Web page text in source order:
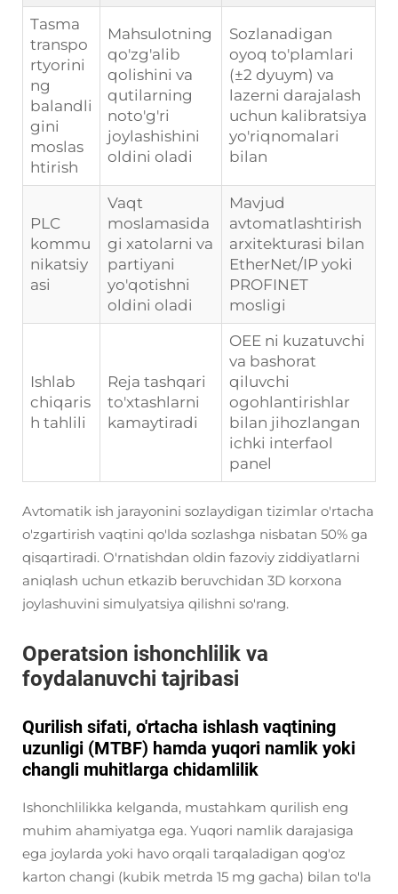
Tasma
transpo
rtyorini
ng
balandli
gini
moslas
htirish
Mahsulotning
qo'zg'alib
qolishini va
qutilarning
noto'g'ri
joylashishini
oldini oladi
Sozlanadigan
oyoq to'plamlari
(±2 dyuym) va
lazerni darajalash
uchun kalibratsiya
yo'riqnomalari
bilan
PLC
kommu
nikatsiy
asi
Vaqt
moslamasida
gi xatolarni va
partiyani
yo'qotishni
oldini oladi
Mavjud
avtomatlashtirish
arxitekturasi bilan
EtherNet/IP yoki
PROFINET
mosligi
Ishlab
chiqaris
h tahlili
Reja tashqari
to'xtashlarni
kamaytiradi
OEE ni kuzatuvchi
va bashorat
qiluvchi
ogohlantirishlar
bilan jihozlangan
ichki interfaol
panel
Avtomatik ish jarayonini sozlaydigan tizimlar o'rtacha
o'zgartirish vaqtini qo'lda sozlashga nisbatan 50% ga
qisqartiradi. O'rnatishdan oldin fazoviy ziddiyatlarni
aniqlash uchun etkazib beruvchidan 3D korxona
joylashuvini simulyatsiya qilishni so'rang.
Operatsion ishonchlilik va
foydalanuvchi tajribasi
Qurilish sifati, o'rtacha ishlash vaqtining
uzunligi (MTBF) hamda yuqori namlik yoki
changli muhitlarga chidamlilik
Ishonchlilikka kelganda, mustahkam qurilish eng
muhim ahamiyatga ega. Yuqori namlik darajasiga
ega joylarda yoki havo orqali tarqaladigan qog'oz
karton changi (kubik metrda 15 mg gacha) bilan to'la